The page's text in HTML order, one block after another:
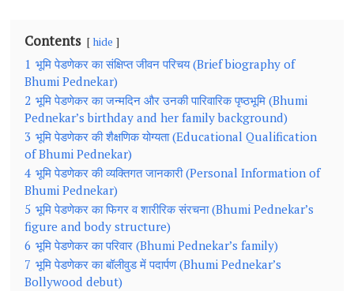
Contents hide
1 भूमि पेडणेकर का संक्षिप्त जीवन परिचय (Brief biography of
Bhumi Pednekar)
2 भूमि पेडणेकर का जन्मदिन और उनकी पारिवारिक पृष्ठभूमि (Bhumi
Pednekar’s birthday and her family background)
3 भूमि पेडणेकर की शैक्षणिक योग्यता (Educational Qualification
of Bhumi Pednekar)
4 भूमि पेडणेकर की व्यक्तिगत जानकारी (Personal Information of
Bhumi Pednekar)
5 भूमि पेडणेकर का फिगर व शारीरिक संरचना (Bhumi Pednekar’s
figure and body structure)
6 भूमि पेडणेकर का परिवार (Bhumi Pednekar’s family)
7 भूमि पेडणेकर का बॉलीवुड में पदार्पण (Bhumi Pednekar’s
Bollywood debut)